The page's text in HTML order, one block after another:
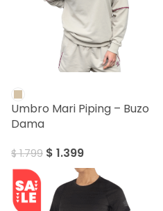
Umbro Mari Piping – Buzo
Dama
$1.799 $ 1.399